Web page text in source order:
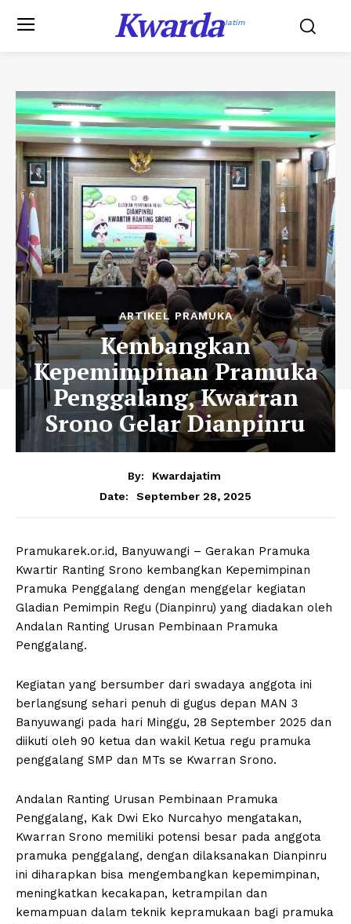
KwardaJatim
ARTIKEL PRAMUKA
Kembangkan
Kepemimpinan Pramuka
Penggalang, Kwarran
Srono⁩ Gelar Dianpinru
By:
Kwardajatim
Date:
September 28, 2025
Pramukarek.or.id, Banyuwangi – Gerakan Pramuka
Kwartir Ranting Srono kembangkan Kepemimpinan
Pramuka Penggalang dengan menggelar kegiatan
Gladian Pemimpin Regu (Dianpinru) yang diadakan oleh
Andalan Ranting Urusan Pembinaan Pramuka
Penggalang.
Kegiatan yang bersumber dari swadaya anggota ini
berlangsung sehari penuh di gugus depan MAN 3
Banyuwangi pada hari Minggu, 28 September 2025 dan
diikuti oleh 90 ketua dan wakil Ketua regu pramuka
penggalang SMP dan MTs se Kwarran Srono.
Andalan Ranting Urusan Pembinaan Pramuka
Penggalang, Kak Dwi Eko Nurcahyo mengatakan,
Kwarran Srono memiliki potensi besar pada anggota
pramuka penggalang, dengan dilaksanakan Dianpinru
ini diharapkan bisa mengembangkan kepemimpinan,
meningkatkan kecakapan, ketrampilan dan
kemampuan dalam teknik kepramukaan bagi pramuka